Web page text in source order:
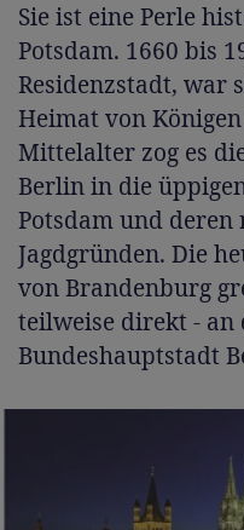
Sie ist eine Perle
Potsdam. 1660 bis
Residenzstadt, war
Heimat von
Mittelalter zog es
Berlin in die
Potsdam und
Jagdgründen. Die
von Brandenburg
teilweise direkt - an
Bundeshauptstadt